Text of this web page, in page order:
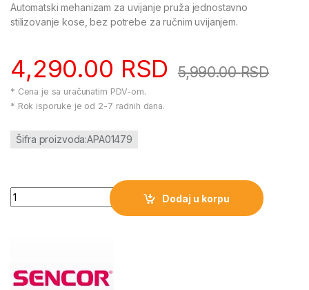
Automatski mehanizam za uvijanje pruža jednostavno
stilizovanje kose, bez potrebe za ručnim uvijanjem.
4,290.00 RSD 5,990.00RSD
* Cena je sa uračunatim PDV-om.
* Rok isporuke je od 2-7 radnih dana.
Šifra proizvoda:APA01479
Uvijac za kosu SHS 0900GD Sencor količina
Dodaj u korpu